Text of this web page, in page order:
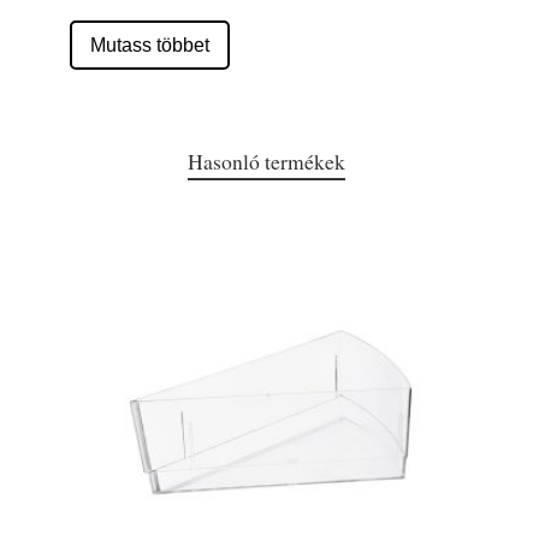
Mutass többet
Hasonló termékek